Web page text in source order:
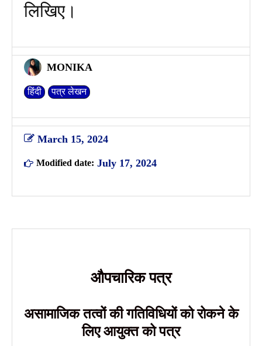
लिखिए।
MONIKA
हिंदी पत्र लेखन
March 15, 2024
Modified date: July 17, 2024
औपचारिक पत्र
असामाजिक तत्वों की गतिविधियों को रोकने के
लिए आयुक्त को पत्र